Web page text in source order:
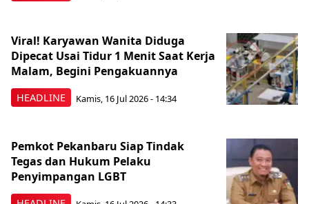
HEADLINE
Viral! Karyawan Wanita Diduga
Dipecat Usai Tidur 1 Menit Saat Kerja
Malam, Begini Pengakuannya
Kamis, 16 Jul 2026 - 14:34
Pemkot Pekanbaru Siap Tindak
Tegas dan Hukum Pelaku
Penyimpangan LGBT